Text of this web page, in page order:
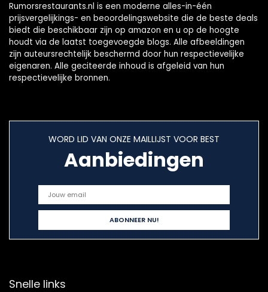
Rumorsrestaurants.nl is een moderne alles-in-één
prijsvergelijkings- en beoordelingswebsite die de beste deals
biedt die beschikbaar zijn op amazon en u op de hoogte
houdt via de laatst toegevoegde blogs. Alle afbeeldingen
zijn auteursrechtelijk beschermd door hun respectievelijke
eigenaren. Alle geciteerde inhoud is afgeleid van hun
respectievelijke bronnen.
WORD LID VAN ONZE MAILLIJST VOOR BEST
Aanbiedingen
Snelle links